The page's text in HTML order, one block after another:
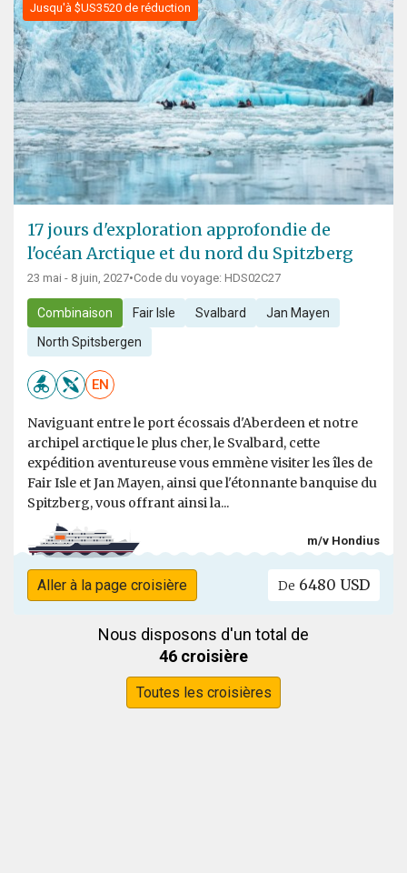
Jusqu'à $US3520 de réduction
17 jours d'exploration approfondie de
l'océan Arctique et du nord du Spitzberg
23 mai - 8 juin, 2027•Code du voyage: HDS02C27
Combinaison Fair Isle Svalbard Jan Mayen
North Spitsbergen
EN
Naviguant entre le port écossais d'Aberdeen et notre
archipel arctique le plus cher, le Svalbard, cette
expédition aventureuse vous emmène visiter les îles de
Fair Isle et Jan Mayen, ainsi que l'étonnante banquise du
Spitzberg, vous offrant ainsi la...
m/v Hondius
Aller à la page croisière De 6480 USD
Nous disposons d'un total de
46 croisière
Toutes les croisières